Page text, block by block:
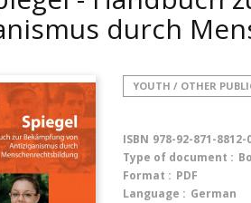
durch
YOUTH / OTHER
ISBN 978-92-871-8812-
Type of document :
Format : PDF
Language : German